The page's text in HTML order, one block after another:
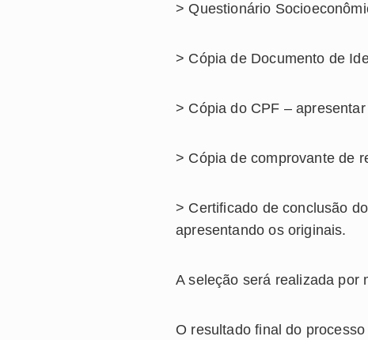
> Questionário
> Cópia de Documento de
> Cópia do CPF –
> Cópia de comprovante de
> Certificado de conclusão
apresentando os originais.
A seleção será realizada por
O resultado final do